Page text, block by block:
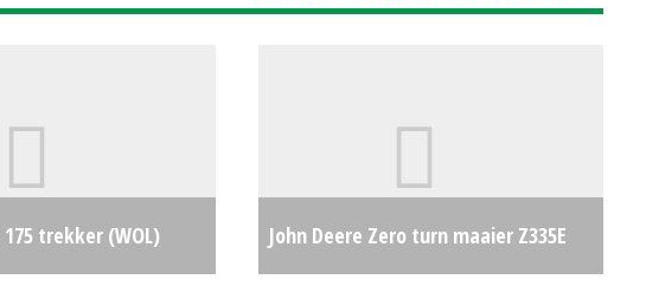
175 trekker (WOL)
John Deere Zero turn maaier Z335E